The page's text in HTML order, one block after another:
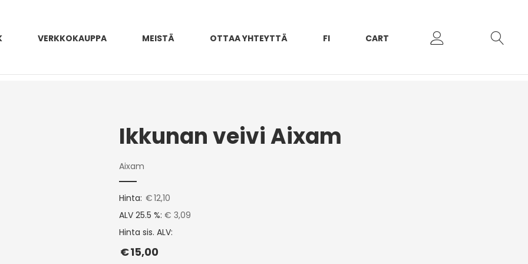
VERKKOKAUPPA MEISTÄ OTTAA YHTEYTTÄ FI CART
Ikkunan veivi Aixam
Aixam
Hinta: €12,10
ALV 25.5 %: € 3,09
Hinta sis. ALV:
€15,00